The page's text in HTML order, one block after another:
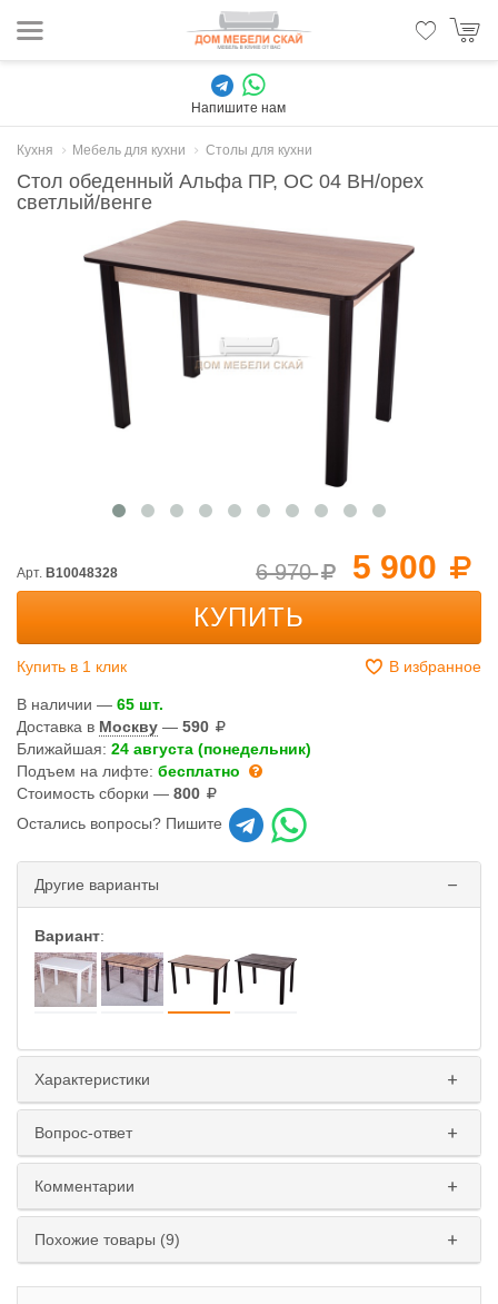
Напишите нам
Кухня Мебель для кухни Столы для кухни
Стол обеденный Альфа ПР, ОС 04 ВН/орех
светлый/венге
5 900
6 970
Арт. B10048328
КУПИТЬ
Купить в 1 клик В избранное
В наличии — 65 шт.
Доставка в Москву — 590
Ближайшая: 24 августа (понедельник)
Подъем на лифте: бесплатно
Стоимость сборки — 800
Остались вопросы? Пишите
Другие варианты
Вариант:
Характеристики
Вопрос-ответ
Комментарии
Похожие товары (9)